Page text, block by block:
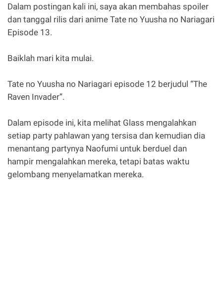
Dalam postingan kali ini, saya akan membahas spoiler
dan tanggal rilis dari anime Tate no Yuusha no Nariagari
Episode 13.
Baiklah mari kita mulai.
Tate no Yuusha no Nariagari episode 12 berjudul “The
Raven Invader”.
Dalam episode ini, kita melihat Glass mengalahkan
setiap party pahlawan yang tersisa dan kemudian dia
menantang partynya Naofumi untuk berduel dan
hampir mengalahkan mereka, tetapi batas waktu
gelombang menyelamatkan mereka.